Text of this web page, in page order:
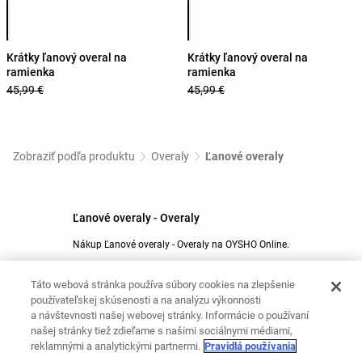
Krátky ľanový overal na
ramienka
45,99 €
Krátky ľanový overal na
ramienka
45,99 €
Zobraziť podľa produktu Overaly Ľanové overaly
Ľanové overaly - Overaly
Nákup Ľanové overaly - Overaly na OYSHO Online.
Mohlo by ťa zaujímať
Letné overaly
Krátke overaly
Zimné overaly
Táto webová stránka používa súbory cookies na zlepšenie
používateľskej skúsenosti a na analýzu výkonnosti
a návštevnosti našej webovej stránky. Informácie o používaní
našej stránky tiež zdieľame s našimi sociálnymi médiami,
reklamnými a analytickými partnermi. Pravidlá používania